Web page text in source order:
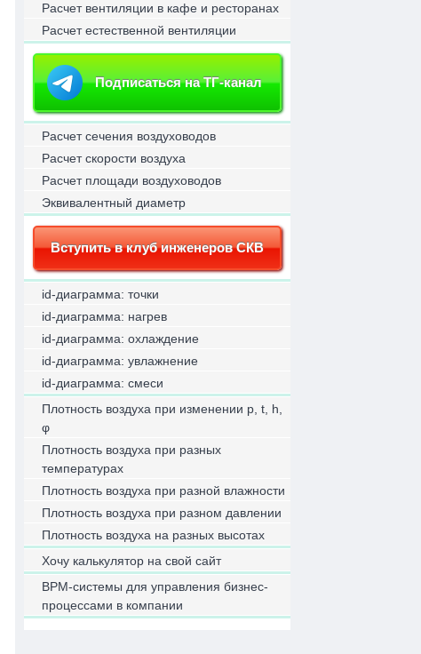
Расчет вентиляции в кафе и ресторанах
Расчет естественной вентиляции
Подписаться на ТГ-канал
Расчет сечения воздуховодов
Расчет скорости воздуха
Расчет площади воздуховодов
Эквивалентный диаметр
Вступить в клуб инженеров СКВ
id-диаграмма: точки
id-диаграмма: нагрев
id-диаграмма: охлаждение
id-диаграмма: увлажнение
id-диаграмма: смеси
Плотность воздуха при изменении p, t, h,
φ
Плотность воздуха при разных
температурах
Плотность воздуха при разной влажности
Плотность воздуха при разном давлении
Плотность воздуха на разных высотах
Хочу калькулятор на свой сайт
BPM-системы для управления бизнес-
процессами в компании